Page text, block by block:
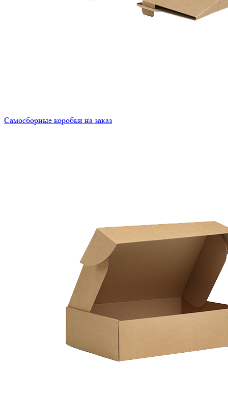
Самосборные коробки на заказ